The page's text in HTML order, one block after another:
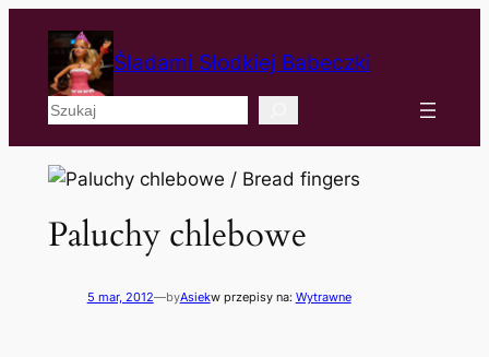
Śladami Słodkiej Babeczki
Szukaj
Paluchy chlebowe
5 mar, 2012—byAsiekw przepisy na: Wytrawne